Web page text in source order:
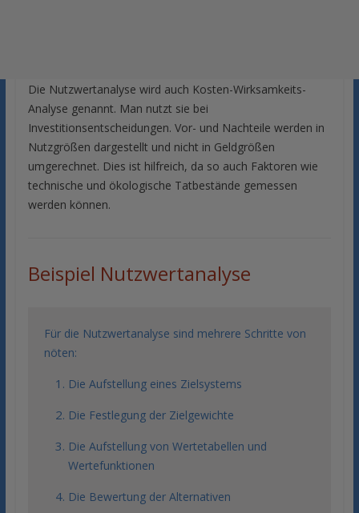
Die Nutzwertanalyse wird auch Kosten-Wirksamkeits-
Analyse genannt. Man nutzt sie bei
Investitionsentscheidungen. Vor- und Nachteile werden in
Nutzgrößen dargestellt und nicht in Geldgrößen
umgerechnet. Dies ist hilfreich, da so auch Faktoren wie
technische und ökologische Tatbestände gemessen
werden können.
Beispiel Nutzwertanalyse
Für die Nutzwertanalyse sind mehrere Schritte von
nöten:
Die Aufstellung eines Zielsystems
Die Festlegung der Zielgewichte
Die Aufstellung von Wertetabellen und
Wertefunktionen
Die Bewertung der Alternativen